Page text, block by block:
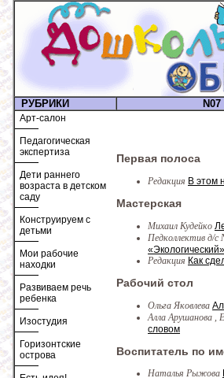
РУБРИКИ
Арт-салон
Педагогическая
экспертиза
Дети раннего
возраста в детском
саду
Конструируем с
детьми
Мои рабочие
находки
Развиваем речь
ребенка
Изостудия
Горизонтские
острова
Первая полоса
Редакция В этом
Мастерская
Михаил Кудейко
Педколлектив д/
«Экологический»
Редакция Как
Рабочий стол
Ольга Яковлева
Алла Арушанова ,
словом
Воспитатель по
Наталья Рыжова